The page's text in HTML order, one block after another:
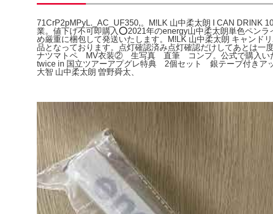
71CrP2pMPyL._AC_UF350,。M!LK 山中柔太朗 I CAN DRINK
業。値下げ不可即購入⭕️2021年のenergy山中柔太朗単色ペン
め厳重に梱包して発送いたします。M!LK 山中柔太朗 キャンド
品となっております。点灯確認済み点灯確認だけしてあとは
ナツマトペ MV衣装② 生写真 直筆 コンプ。公式で購入いた
twice in 国立ツアーアプグレ特典 2個セット 銀テープ付きア
大智 山中柔太朗 曽野舜太、